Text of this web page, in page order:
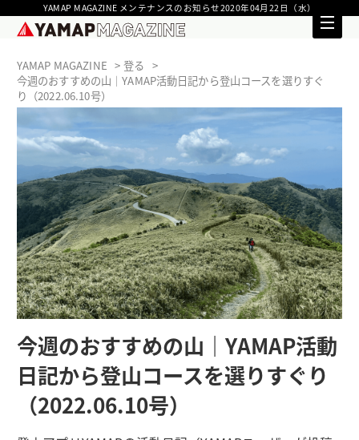
YAMAP MAGAZINE メンテナンスのお知らせ2020年04月22日（水）
YAMAP MAGAZINE
登る
今週のおすすめの山｜YAMAP活動日記から登山コースを選りすぐ
り（2022.06.10号）
今週のおすすめの山｜YAMAP活動
日記から登山コースを選りすぐり
（2022.06.10号）